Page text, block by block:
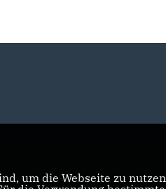
um die Webseite zu